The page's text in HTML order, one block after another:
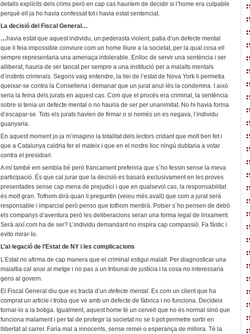
detalls explícits dels crims però en cap cas hauríem de decidir si l’home era culpable
perquè ell ja ho havia confessat tot i havia estat sentenciat.
La decisió del Fiscal General…
… havia estat que aquest individu, un pederasta violent, patia d’un defecte mental
que li feia impossible conviure com un home lliure a la societat, per la qual cosa ell
sempre representaria una amenaça intolerable. Enlloc de servir una sentència i ser
alliberat, hauria de ser tancat per sempre a una institució per a malalts mentals
d’instints criminals. Segons vaig entendre, la llei de l’estat de Nova York li permetia
queixar-se contra la Conselleria i demanar que un jurat anul·lés la condemna. I això
seria la feina dels jurats en aquest cas. Com que el procés era criminal, la sentència
sobre si tenia un defecte mental o no hauria de ser per unanimitat. No hi havia forma
d’escapar-se. Tots els jurats havien de firmar o si només un es negava, l’individu
guanyaria.
En aquest moment jo ja m’imagino la totalitat dels lectors cridant que molt ben fet i
que a Catalunya caldria fer el mateix i que en el nostre lloc ningú dubtaria a votar
contra el presidiari.
A mí també em sembla bé però francament preferiria que s´ho fessin sense la meva
participació. És que cal jurar que la decisió es basarà exclusivament en les proves
presentades sense cap mena de prejudici i que en qualsevol cas, la responsabilitat
és molt gran. Tothom dirà quan li preguntin (veieu més avall) que com a jurat serà
responsable i imparcial però penso que tothom mentirà. Potser s´ho pensen de debò
els companys d’aventura però les deliberacions seran una forma legal de linxament.
Serà així com ha de ser? L’individu demandant no inspira cap compassió. Fa fàstic i
evito mirar-lo.
L’al·legació de l’Estat de NY i les complicacions
L’Estat no afirma de cap manera que el criminal estigui malalt. Per diagnosticar una
malaltia cal anar al metge i no pas a un tribunal de justícia i la cosa no interessaria
gens al govern.
El Fiscal General diu que es tracta d’un defecte mental . Es com un client que ha
comprat un article i troba que ve amb un defecte de fàbrica i no funciona. Decideix
tornar-lo a la botiga. Igualment, aquest home té un cervell que no és normal sinó que
funciona malament i per tal de protegir la societat no se li pot permetre sortir en
llibertat al carrer. Faria mal a innocents, sense remei o esperança de millora. Té la